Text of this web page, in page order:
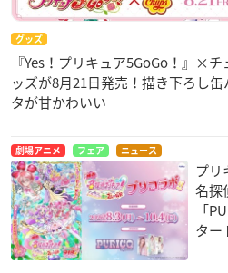
グッズ
『Yes！プリキュア5GoGo！』×
ッズが8月21日発売！描き下ろし
タが甘かわいい
劇場アニメ フェア ニュース
プリ
名探
「
ター